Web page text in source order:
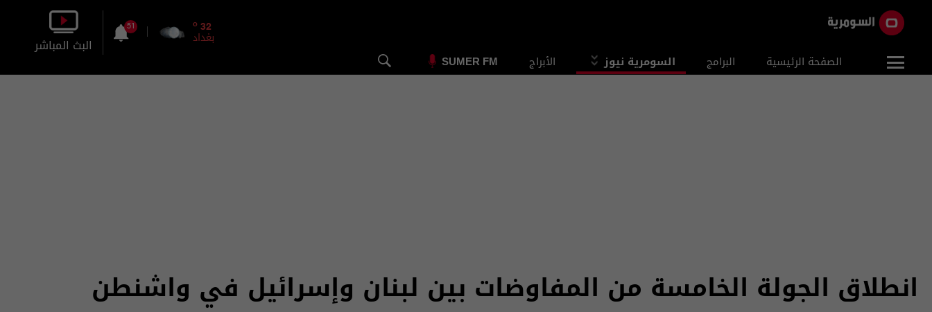
الصفحة الرئيسية البرامج السومرية نيوز الأبراج SUMER FM
32
o
بغداد
51
البث المباشر
انطلاق الجولة الخامسة من المفاوضات بين لبنان وإسرائيل في واشنطن